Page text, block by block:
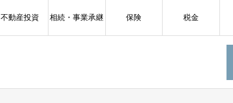
不動産投資 相続・事業承継 保険 税金